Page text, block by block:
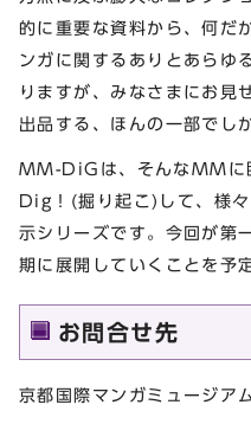
的に重要な資料から、何だ
ンガに関するありとあらゆ
りますが、みなさまにお見
出品する、ほんの一部でし
MM-DiGは、そんなMMに
Dig！(掘り起こ)して、様
示シリーズです。今回が第
期に展開していくことを予
お問合せ先
京都国際マンガミュージアム